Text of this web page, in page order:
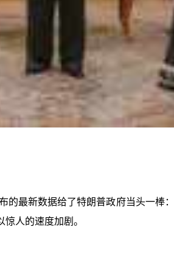
最新数据给了特朗普政府当头一棒
人的速度加剧。